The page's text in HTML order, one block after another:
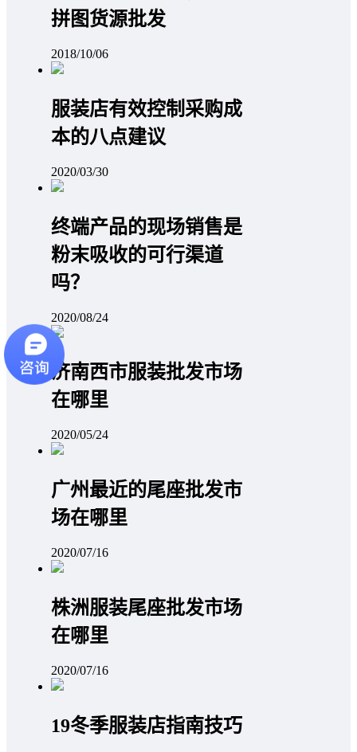
拼图货源批发
2018/10/06
服装店有效控制采购成
本的八点建议
2020/03/30
终端产品的现场销售是
粉末吸收的可行渠道
吗？
2020/08/24
济南西市服装批发市场
在哪里
2020/05/24
广州最近的尾座批发市
场在哪里
2020/07/16
株洲服装尾座批发市场
在哪里
2020/07/16
19冬季服装店指南技巧